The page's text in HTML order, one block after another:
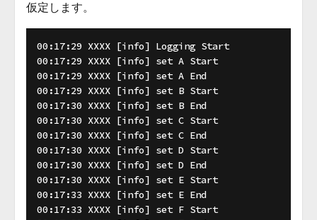
仮定します。
00:17:29 XXXX [info] Logging Start
00:17:29 XXXX [info] set A Start
00:17:29 XXXX [info] set A End
00:17:29 XXXX [info] set B Start
00:17:30 XXXX [info] set B End
00:17:30 XXXX [info] set C Start
00:17:30 XXXX [info] set C End
00:17:30 XXXX [info] set D Start
00:17:30 XXXX [info] set D End
00:17:30 XXXX [info] set E Start
00:17:33 XXXX [info] set E End
00:17:33 XXXX [info] set F Start